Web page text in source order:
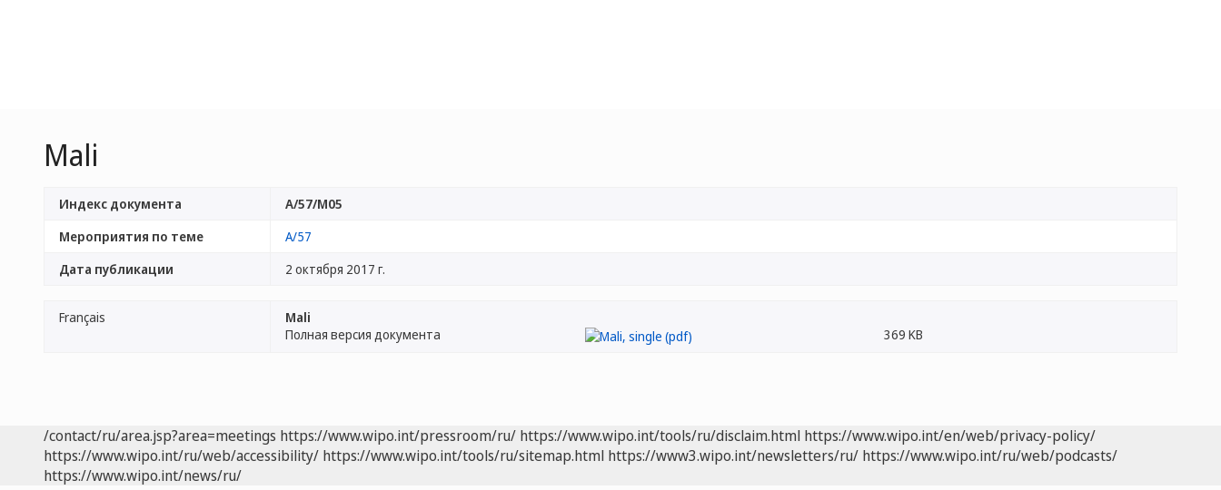
Mali
Индекс документа
A/57/M05
Мероприятия по теме
A/57
Дата публикации
2 октября 2017 г.
Français
Mali
Полная версия документа
369 KB
/contact/ru/area.jsp?area=meetings https://www.wipo.int/pressroom/ru/ https://www.wipo.int/tools/ru/disclaim.html https://www.wipo.int/en/web/privacy-policy/
https://www.wipo.int/ru/web/accessibility/ https://www.wipo.int/tools/ru/sitemap.html https://www3.wipo.int/newsletters/ru/ https://www.wipo.int/ru/web/podcasts/
https://www.wipo.int/news/ru/